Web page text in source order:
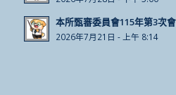
本所甄審委員會115年第3次
2026年7月21日 - 上午 8:14